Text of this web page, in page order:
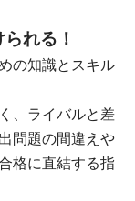
れる！
の知識とスキル
、ライバルと差
問題の間違えや
格に直結する指